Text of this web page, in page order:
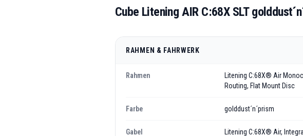
Cube Litening AIR C:68X SLT
RAHMEN & FAHRWERK
Rahmen
Litening C:68X® Air
Routing, Flat Mount Disc
Farbe golddust´n´prism
Gabel Litening C:68X® Air,